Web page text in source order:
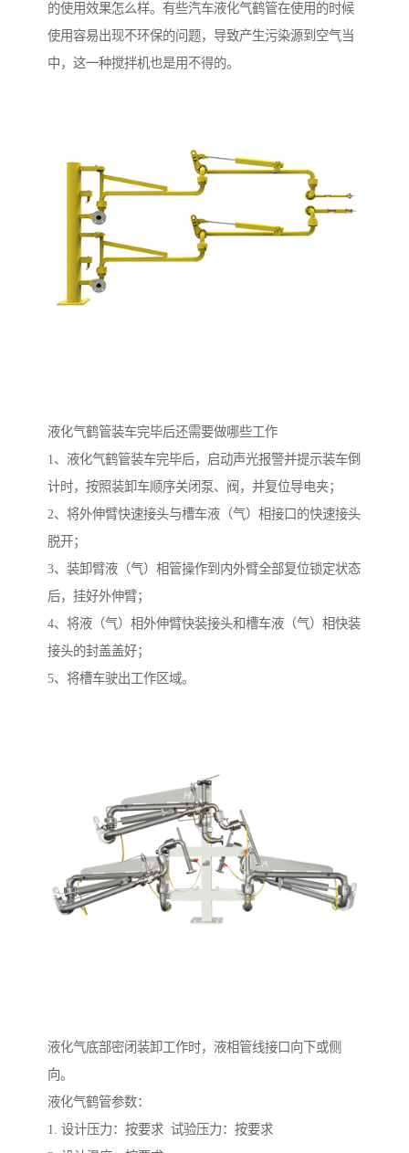
的使用效果怎么样。有些汽车液化气鹤管在使用的时候
使用容易出现不环保的问题，导致产生污染源到空气当
中，这一种搅拌机也是用不得的。
液化气鹤管装车完毕后还需要做哪些工作
1、液化气鹤管装车完毕后，启动声光报警并提示装车倒
计时，按照装卸车顺序关闭泵、阀，并复位导电夹；
2、将外伸臂快速接头与槽车液（气）相接口的快速接头
脱开；
3、装卸臂液（气）相管操作到内外臂全部复位锁定状态
后，挂好外伸臂；
4、将液（气）相外伸臂快装接头和槽车液（气）相快装
接头的封盖盖好；
5、将槽车驶出工作区域。
液化气底部密闭装卸工作时，液相管线接口向下或侧
向。
液化气鹤管参数：
1. 设计压力：按要求 试验压力：按要求